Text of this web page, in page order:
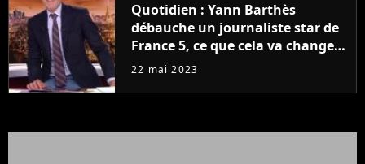
Quotidien : Yann Barthès
débauche un journaliste star de
France 5, ce que cela va changer
à la rentrée
22 mai 2023